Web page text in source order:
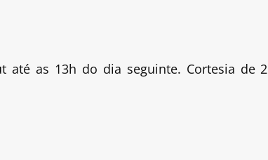
até as 13h do dia seguinte. Cortesia de 2